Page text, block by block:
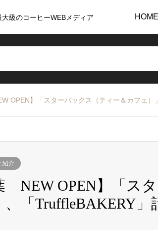
大級のコーヒーWEBメディア HOME
OPEN】「スターバックス（ティー＆カフェ）
紹介
NEW OPEN】「ス
、「TruffleBAKERY